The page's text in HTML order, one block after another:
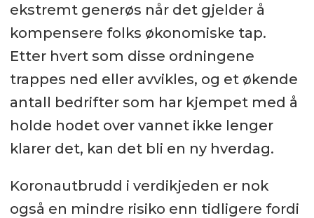
ekstremt generøs når det gjelder å
kompensere folks økonomiske tap.
Etter hvert som disse ordningene
trappes ned eller avvikles, og et økende
antall bedrifter som har kjempet med å
holde hodet over vannet ikke lenger
klarer det, kan det bli en ny hverdag.
Koronautbrudd i verdikjeden er nok
også en mindre risiko enn tidligere fordi